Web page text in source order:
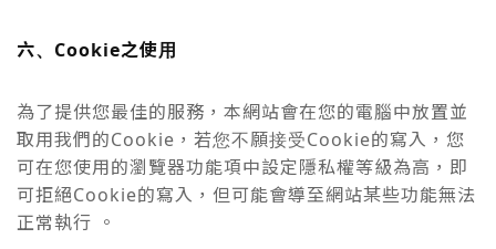
六、Cookie之使用
為了提供您最佳的服務，本網站會在您的電腦中放置並
取用我們的Cookie，若您不願接受Cookie的寫入，您
可在您使用的瀏覽器功能項中設定隱私權等級為高，即
可拒絕Cookie的寫入，但可能會導至網站某些功能無法
正常執行 。